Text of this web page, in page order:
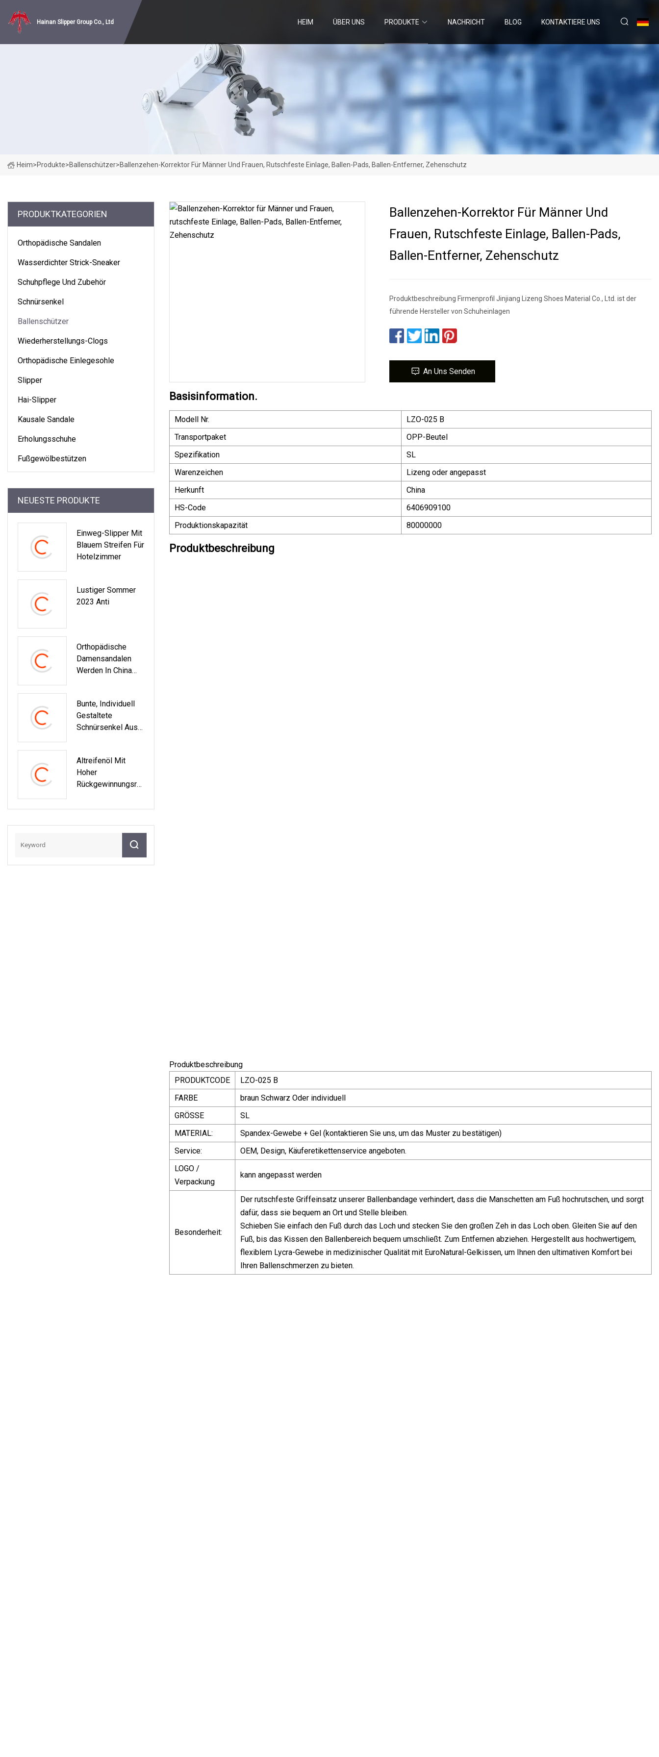
Hainan Slipper Group Co., Ltd HEIM ÜBER UNS PRODUKTE NACHRICHT BLOG KONTAKTIERE UNS
Heim>Produkte>Ballenschützer>Ballenzehen-Korrektor Für Männer Und Frauen, Rutschfeste Einlage, Ballen-Pads, Ballen-Entferner, Zehenschutz
PRODUKTKATEGORIEN
Orthopädische Sandalen
Wasserdichter Strick-Sneaker
Schuhpflege Und Zubehör
Schnürsenkel
Ballenschützer
Wiederherstellungs-Clogs
Orthopädische Einlegesohle
Slipper
Hai-Slipper
Kausale Sandale
Erholungsschuhe
Fußgewölbestützen
NEUESTE PRODUKTE
Einweg-Slipper Mit
Blauem Streifen Für
Hotelzimmer
Lustiger Sommer
2023 Anti
Orthopädische
Damensandalen
Werden In China
Bunte, Individuell
Gestaltete
Schnürsenkel Aus
Sdruck
Altreifenöl Mit
Hoher
Rückgewinnungsrat
Dieseldestillations
Ballenzehen-Korrektor Für Männer Und
Frauen, Rutschfeste Einlage, Ballen-Pads,
Ballen-Entferner, Zehenschutz
Produktbeschreibung Firmenprofil Jinjiang Lizeng Shoes Material Co., Ltd. ist der
führende Hersteller von Schuheinlagen
An Uns Senden
Basisinformation.
Modell Nr.
LZO-025 B
Transportpaket
OPP-Beutel
Spezifikation
SL
Warenzeichen
Lizeng oder angepasst
Herkunft
China
HS-Code
6406909100
Produktionskapazität
80000000
Produktbeschreibung
Produktbeschreibung
PRODUKTCODE
LZO-025 B
FARBE
braun Schwarz Oder individuell
GRÖSSE
SL
MATERIAL:
Spandex-Gewebe + Gel (kontaktieren Sie uns, um das Muster zu bestätigen)
Service:
OEM, Design, Käuferetikettenservice angeboten.
LOGO /
Verpackung
kann angepasst werden
Besonderheit:
Der rutschfeste Griffeinsatz unserer Ballenbandage verhindert, dass die Manschetten am Fuß hochrutschen, und sorgt
dafür, dass sie bequem an Ort und Stelle bleiben.
Schieben Sie einfach den Fuß durch das Loch und stecken Sie den großen Zeh in das Loch oben. Gleiten Sie auf den
Fuß, bis das Kissen den Ballenbereich bequem umschließt. Zum Entfernen abziehen. Hergestellt aus hochwertigem,
flexiblem Lycra-Gewebe in medizinischer Qualität mit EuroNatural-Gelkissen, um Ihnen den ultimativen Komfort bei
Ihren Ballenschmerzen zu bieten.